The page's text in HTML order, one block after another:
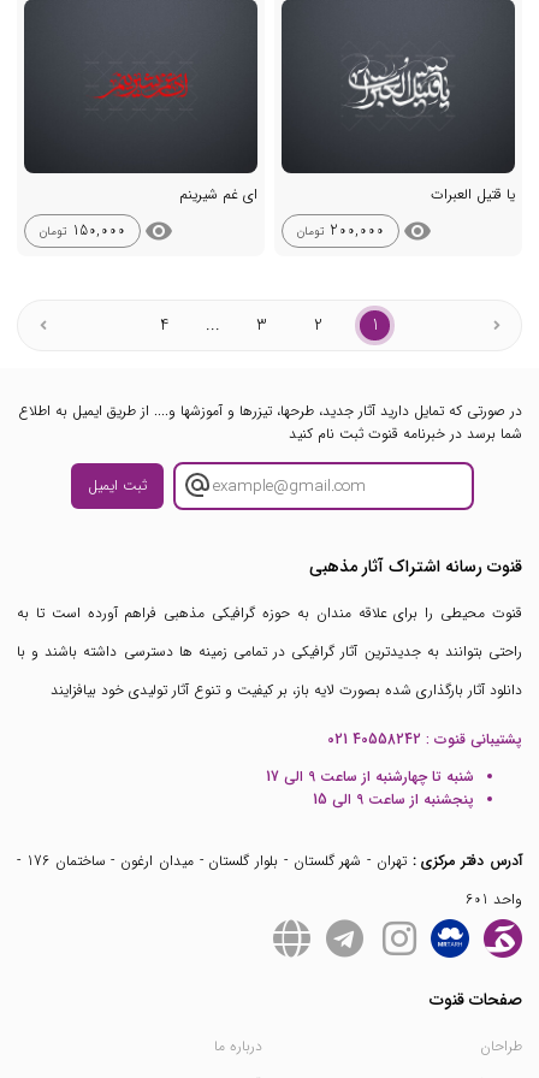
یا قتیل العبرات
visibility
200,000 تومان
ای غم شیرینم
visibility
150,000 تومان
1
2
3
...
4
در صورتی که تمایل دارید آثار جدید، طرحها، تیزرها و آموزشها و.... از طریق ایمیل به اطلاع
شما برسد در خبرنامه قنوت ثبت نام کنید
ثبت ایمیل
قنوت رسانه اشتراک آثار مذهبی
قنوت محیطی را برای علاقه مندان به حوزه گرافیکی مذهبی فراهم آورده است تا به
راحتی بتوانند به جدیدترین آثار گرافیکی در تمامی زمینه ها دسترسی داشته باشند و با
دانلود آثار بارگذاری شده بصورت لایه باز، بر کیفیت و تنوع آثار تولیدی خود بیافزایند
پشتیبانی قنوت : 021 40558242
شنبه تا چهارشنبه از ساعت 9 الی 17
پنجشنبه از ساعت 9 الی 15
آدرس دفتر مرکزی :
تهران - شهر گلستان - بلوار گلستان - میدان ارغون - ساختمان 176 -
واحد 601
صفحات قنوت
طراحان
درباره ما